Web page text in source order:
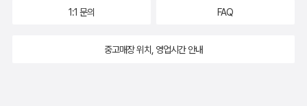
1:1 문의 FAQ
중고매장 위치, 영업시간 안내